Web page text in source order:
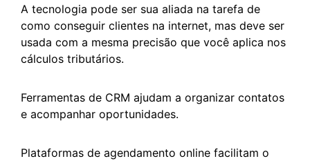
A tecnologia pode ser sua aliada na tarefa de
como conseguir clientes na internet, mas deve ser
usada com a mesma precisão que você aplica nos
cálculos tributários.
Ferramentas de CRM ajudam a organizar contatos
e acompanhar oportunidades.
Plataformas de agendamento online facilitam o